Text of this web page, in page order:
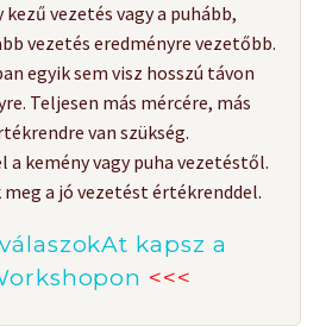
kezű vezetés vagy a puhább,
vezetés eredményre vezetőbb.
egyik sem visz hosszú távon
Teljesen más mércére, más
van szükség.
a kemény vagy puha vezetéstől.
a jó vezetést értékrenddel.
válaszokAt kapsz a
<<<